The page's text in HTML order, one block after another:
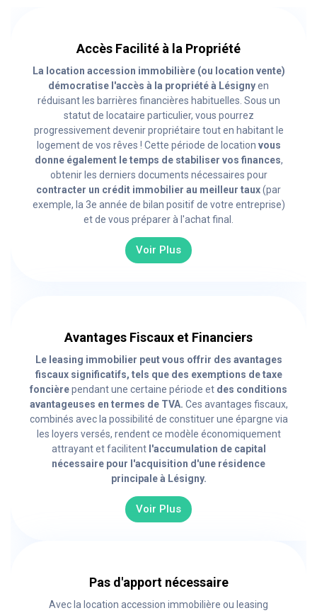
Accès Facilité à la Propriété
La location accession immobilière (ou location vente)
démocratise l'accès à la propriété à Lésignyen
réduisant les barrières financières habituelles. Sous un
statut de locataire particulier, vous pourrez
progressivement devenir propriétaire tout en habitant le
logement de vos rêves ! Cette période de location vous
donne également le temps de stabiliser vos finances,
obtenir les derniers documents nécessaires pour
contracter un crédit immobilier au meilleur taux(par
exemple, la 3e année de bilan positif de votre entreprise)
et de vous préparer à l'achat final.
Voir Plus
Avantages Fiscaux et Financiers
Le leasing immobilier peut vous offrir des avantages
fiscaux significatifs, tels que des exemptions de taxe
foncièrependant une certaine période et des conditions
avantageuses en termes de TVA. Ces avantages fiscaux,
combinés avec la possibilité de constituer une épargne via
les loyers versés, rendent ce modèle économiquement
attrayant et facilitent l'accumulation de capital
nécessaire pour l'acquisition d'une résidence
principale à Lésigny.
Voir Plus
Pas d'apport nécessaire
Avec la location accession immobilière ou leasing